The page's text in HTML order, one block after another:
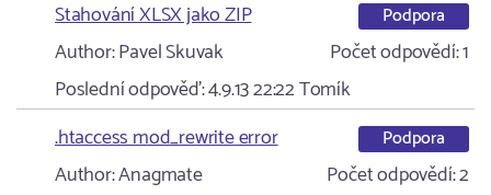
Stahování XLSX jako ZIP
Podpora
Author:Pavel Skuvak Počet odpovědí:1
Poslední odpověď:4.9.13 22:22Tomík
.htaccess mod_rewrite error
Podpora
Author:Anagmate Počet odpovědí:2